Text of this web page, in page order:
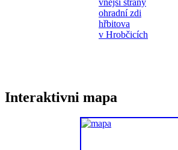
Interaktivni mapa